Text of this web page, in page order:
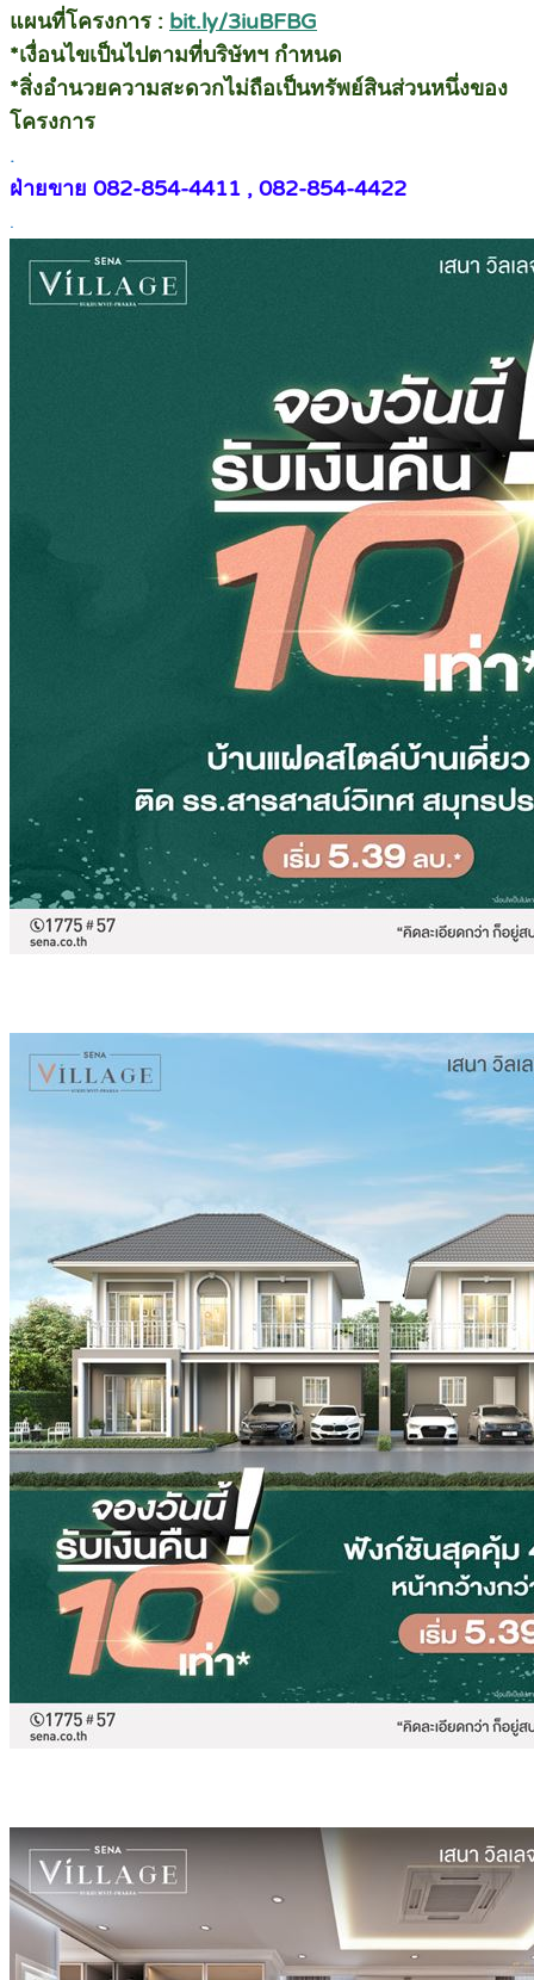
แผนที่โครงการ : bit.ly/3iuBFBG
*เงื่อนไขเป็นไปตามที่บริษัทฯ กำหนด
*สิ่งอำนวยความสะดวกไม่ถือเป็นทรัพย์สินส่วนหนึ่งของ
โครงการ
.
ฝ่ายขาย 082-854-4411 , 082-854-4422
.